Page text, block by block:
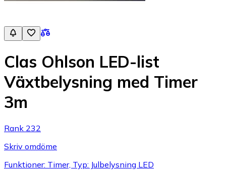
Clas Ohlson LED-list
Växtbelysning med Timer
3m
Rank 232
Skriv omdöme
Funktioner: Timer, Typ: Julbelysning LED